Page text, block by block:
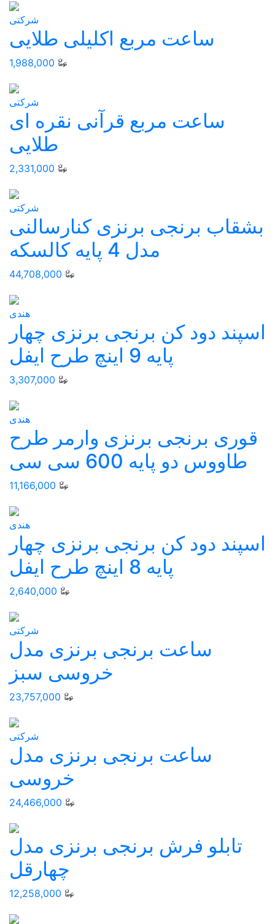
شرکتی
ساعت مربع اکلیلی طلایی
1,988,000
شرکتی
ساعت مربع قرآنی نقره ای
طلایی
2,331,000
شرکتی
بشقاب برنجی برنزی کنارسالنی
مدل 4 پایه کالسکه
44,708,000
هندی
اسپند دود کن برنجی برنزی چهار
پایه 9 اینچ طرح ایفل
3,307,000
هندی
قوری برنجی برنزی وارمر طرح
طاووس دو پایه 600 سی سی
11,166,000
هندی
اسپند دود کن برنجی برنزی چهار
پایه 8 اینچ طرح ایفل
2,640,000
شرکتی
ساعت برنجی برنزی مدل
خروسی سبز
23,757,000
شرکتی
ساعت برنجی برنزی مدل
خروسی
24,466,000
تابلو فرش برنجی برنزی مدل
چهارقل
12,258,000